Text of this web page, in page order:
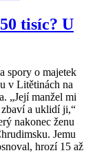
tisíc? U
o majetek
v Litětinách na
„Její manžel mi
a uklidí ji,“
nakonec ženu
Jemu
hrozí 15 až